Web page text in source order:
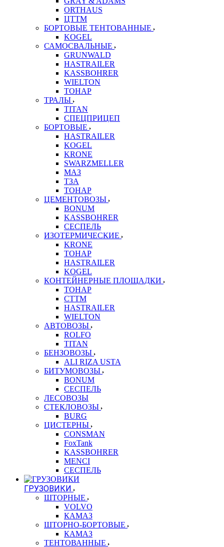
ORTHAUS
ЦТТМ
БОРТОВЫЕ ТЕНТОВАННЫЕ
KOGEL
САМОСВАЛЬНЫЕ
GRUNWALD
HASTRAILER
KASSBOHRER
WIELTON
ТОНАР
ТРАЛЫ
TITAN
СПЕЦПРИЦЕП
БОРТОВЫЕ
HASTRAILER
KOGEL
KRONE
SWARZMELLER
МАЗ
ТЗА
ТОНАР
ЦЕМЕНТОВОЗЫ
BONUM
KASSBOHRER
СЕСПЕЛЬ
ИЗОТЕРМИЧЕСКИЕ
KRONE
ТОНАР
HASTRAILER
KOGEL
КОНТЕЙНЕРНЫЕ ПЛОЩАДКИ
ТОНАР
CTTM
HASTRAILER
WIELTON
АВТОВОЗЫ
ROLFO
TITAN
БЕНЗОВОЗЫ
ALI RIZA USTA
БИТУМОВОЗЫ
BONUM
СЕСПЕЛЬ
ЛЕСОВОЗЫ
СТЕКЛОВОЗЫ
BURG
ЦИСТЕРНЫ
CONSMAN
FoxTank
KASSBOHRER
MENCI
СЕСПЕЛЬ
ГРУЗОВИКИ
ШТОРНЫЕ
VOLVO
КАМАЗ
ШТОРНО-БОРТОВЫЕ
КАМАЗ
ТЕНТОВАННЫЕ